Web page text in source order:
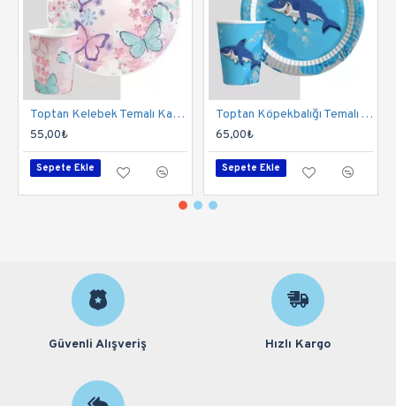
Toptan Kelebek Temalı Karton Bardak Tabak Set
55,00₺
Sepete Ekle
Toptan Köpekbalığı Temalı Tabak Bardak Set
65,00₺
Sepete Ekle
Güvenli Alışveriş Hızlı Kargo